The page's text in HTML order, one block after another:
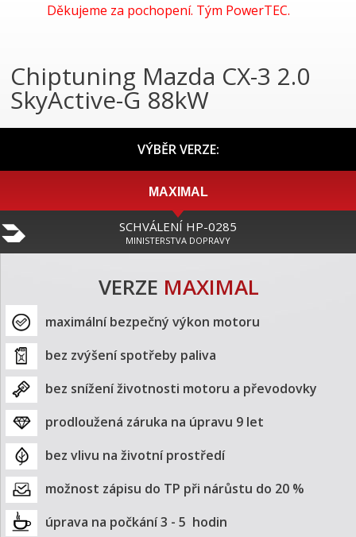
Děkujeme za pochopení. Tým PowerTEC.
Chiptuning Mazda CX-3 2.0
SkyActive-G 88kW
VÝBĚR VERZE:
MAXIMAL
SCHVÁLENÍ HP-0285
MINISTERSTVA DOPRAVY
VERZE MAXIMAL
maximální bezpečný výkon motoru
bez zvýšení spotřeby paliva
bez snížení životnosti motoru a převodovky
prodloužená záruka na úpravu 9 let
bez vlivu na životní prostředí
možnost zápisu do TP při nárůstu do 20 %
úprava na počkání 3 - 5  hodin